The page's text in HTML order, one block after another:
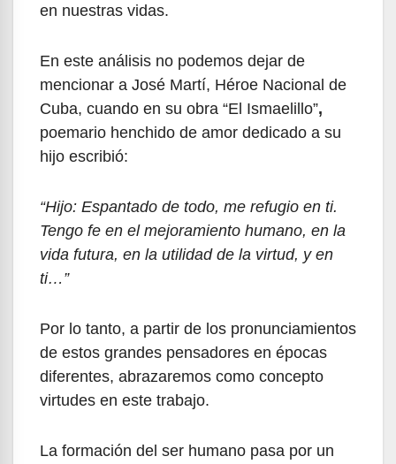
en nuestras vidas.
En este análisis no podemos dejar de
mencionar a José Martí, Héroe Nacional de
Cuba, cuando en su obra “El Ismaelillo”,
poemario henchido de amor dedicado a su
hijo escribió:
“Hijo: Espantado de todo, me refugio en ti.
Tengo fe en el mejoramiento humano, en la
vida futura, en la utilidad de la virtud, y en
ti…”
Por lo tanto, a partir de los pronunciamientos
de estos grandes pensadores en épocas
diferentes, abrazaremos como concepto
virtudes en este trabajo.
La formación del ser humano pasa por un